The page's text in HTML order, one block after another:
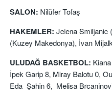
SALON: Nilüfer Tofaş
HAKEMLER: Jelena Smiljanic
(Kuzey Makedonya), İvan
ULUDAĞ BASKETBOL:
İpek Garip 8, Miray Balotu 0,
Eda Şahin 6, Melisa